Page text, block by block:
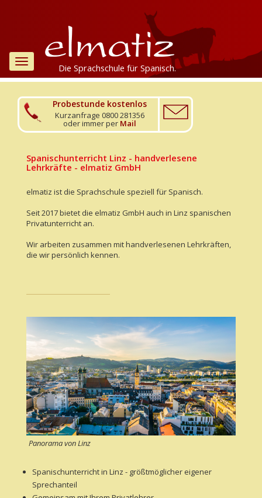
Toggle
navigation Die Sprachschule für Spanisch.
Probestunde kostenlos
Kurzanfrage 0800 281356
oder immer per Mail
Spanischunterricht Linz - handverlesene
Lehrkräfte - elmatiz GmbH
elmatiz ist die Sprachschule speziell für Spanisch.
Seit 2017 bietet die elmatiz GmbH auch in Linz spanischen
Privatunterricht an.
Wir arbeiten zusammen mit handverlesenen Lehrkräften,
die wir persönlich kennen.
Panorama von Linz
Spanischunterricht in Linz - größtmöglicher eigener
Sprechanteil